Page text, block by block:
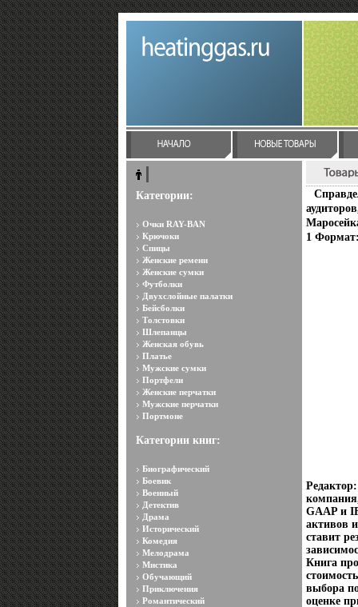
Категории:
Очки RAY-BAN
Крючоки
Спицы
Женские ремени
Женские сумки
Футболки
Двухслойные палатки
Бейсболки
Толстовки
Шлепанцы
Женская обувь
Платье
Мужские сумки
Портфели
Женские перчатки
Мужские перчатки
Портмоне
Категории книг:
Биографический
Боевик
Военный
Детектив
Драма
Исторический
Комедия
Мелодрама
Мистика
Обучающий
Приключения
Романтический
1
GAAP и
активов
ставит
Книга
выбора
оценке